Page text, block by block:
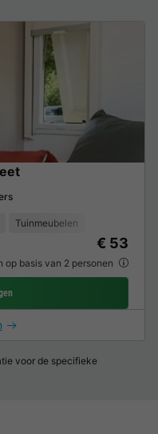
Tuinmeubelen
€ 53
op basis van 2 personen
voor de specifieke